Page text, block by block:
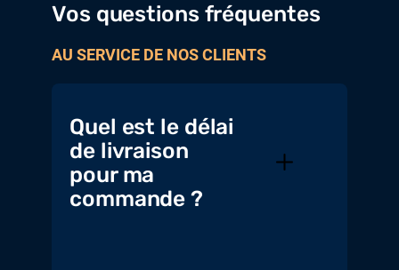
Vos questions fréquentes
AU SERVICE DE NOS CLIENTS
Quel est le délai
de livraison
pour ma
commande ?